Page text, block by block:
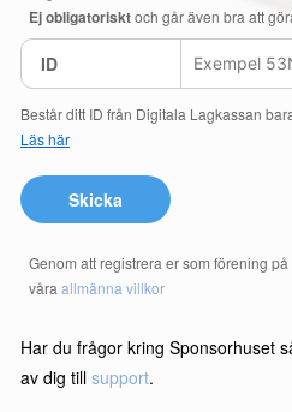
Ej obligatorisktoch går även bra att
ID
Består ditt ID från Digitala Lagkassan
Läs här
Skicka
Genom att registrera er som förening
våra allmänna villkor
Har du frågor kring Sponsorhuset
av dig till support.